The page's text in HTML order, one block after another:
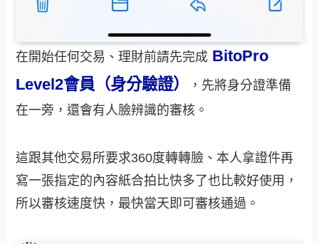
在開始任何交易、理財前請先完成 BitoPro
Level2會員（身分驗證）
，先將身分證準備
在一旁，還會有人臉辨識的審核。
這跟其他交易所要求360度轉轉臉、本人拿證件再
寫一張指定的內容紙合拍比快多了也比較好使用，
所以審核速度快，最快當天即可審核通過。